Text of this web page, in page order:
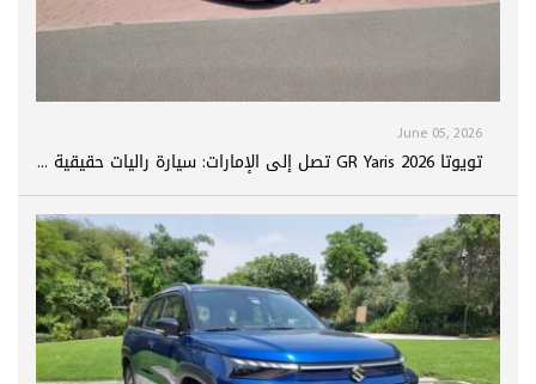
June 05, 2026
تويوتا GR Yaris 2026 تصل إلى الإمارات: سيارة راليات حقيقية ...